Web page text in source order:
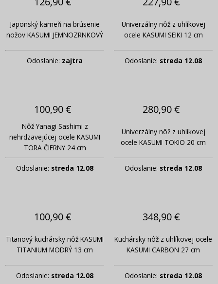
Japonský kameň na brúsenie
nožov KASUMI JEMNOZRNKOVÝ
Odoslanie: zajtra
Univerzálny nôž z uhlíkovej
ocele KASUMI SEIKI 12 cm
Odoslanie: streda 12.08
100,90 €
Nôž Yanagi Sashimi z
nehrdzavejúcej ocele KASUMI
TORA ČIERNY 24 cm
Odoslanie: streda 12.08
280,90 €
Univerzálny nôž z uhlíkovej
ocele KASUMI TOKIO 20 cm
Odoslanie: streda 12.08
100,90 €
Titanový kuchársky nôž KASUMI
TITANIUM MODRÝ 13 cm
Odoslanie: streda 12.08
348,90 €
Kuchársky nôž z uhlíkovej ocele
KASUMI CARBON 27 cm
Odoslanie: streda 12.08